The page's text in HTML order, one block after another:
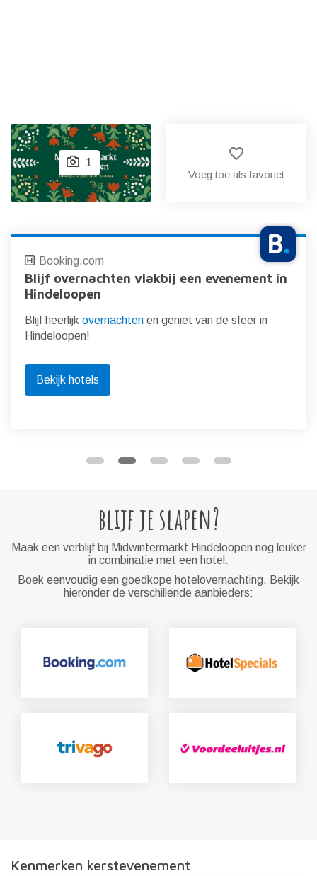
1
favorite_border
Voeg toe als favoriet
Booking.com
Blijf overnachten vlakbij een evenement in
Hindeloopen
Blijf heerlijk overnachten en geniet van de sfeer in
Hindeloopen!
Bekijk hotels
blijf je slapen?
Maak een verblijf bij Midwintermarkt Hindeloopen nog leuker
in combinatie met een hotel.
Boek eenvoudig een goedkope hotelovernachting. Bekijk
hieronder de verschillende aanbieders:
Kenmerken kerstevenement